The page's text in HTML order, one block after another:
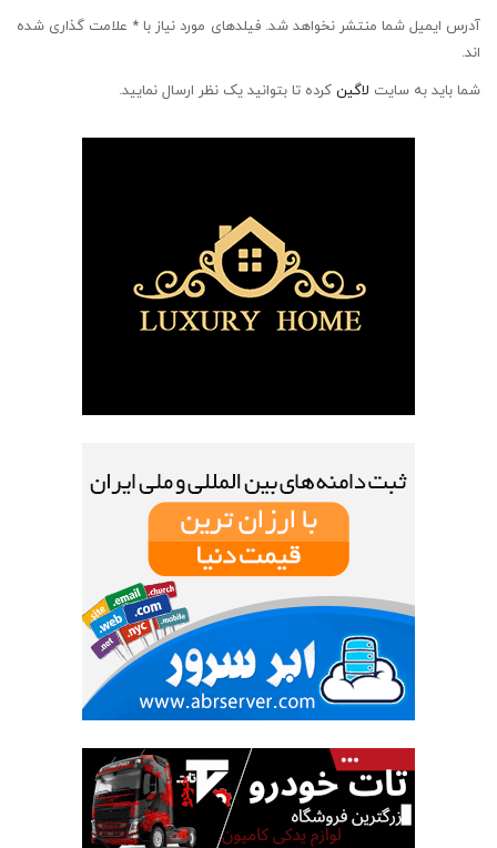
آدرس ایمیل شما منتشر نخواهد شد. فیلدهای مورد نیاز با * علامت گذاری شده
اند.
شما باید به سایت لاگین کرده تا بتوانید یک نظر ارسال نمایید.